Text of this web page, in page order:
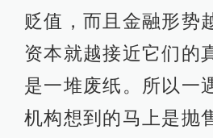
贬值，而且金融形势
资本就越接近它们的
是一堆废纸。所以一
机构想到的马上是抛